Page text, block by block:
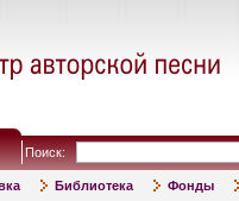
Поиск:
Библиотека Фонды